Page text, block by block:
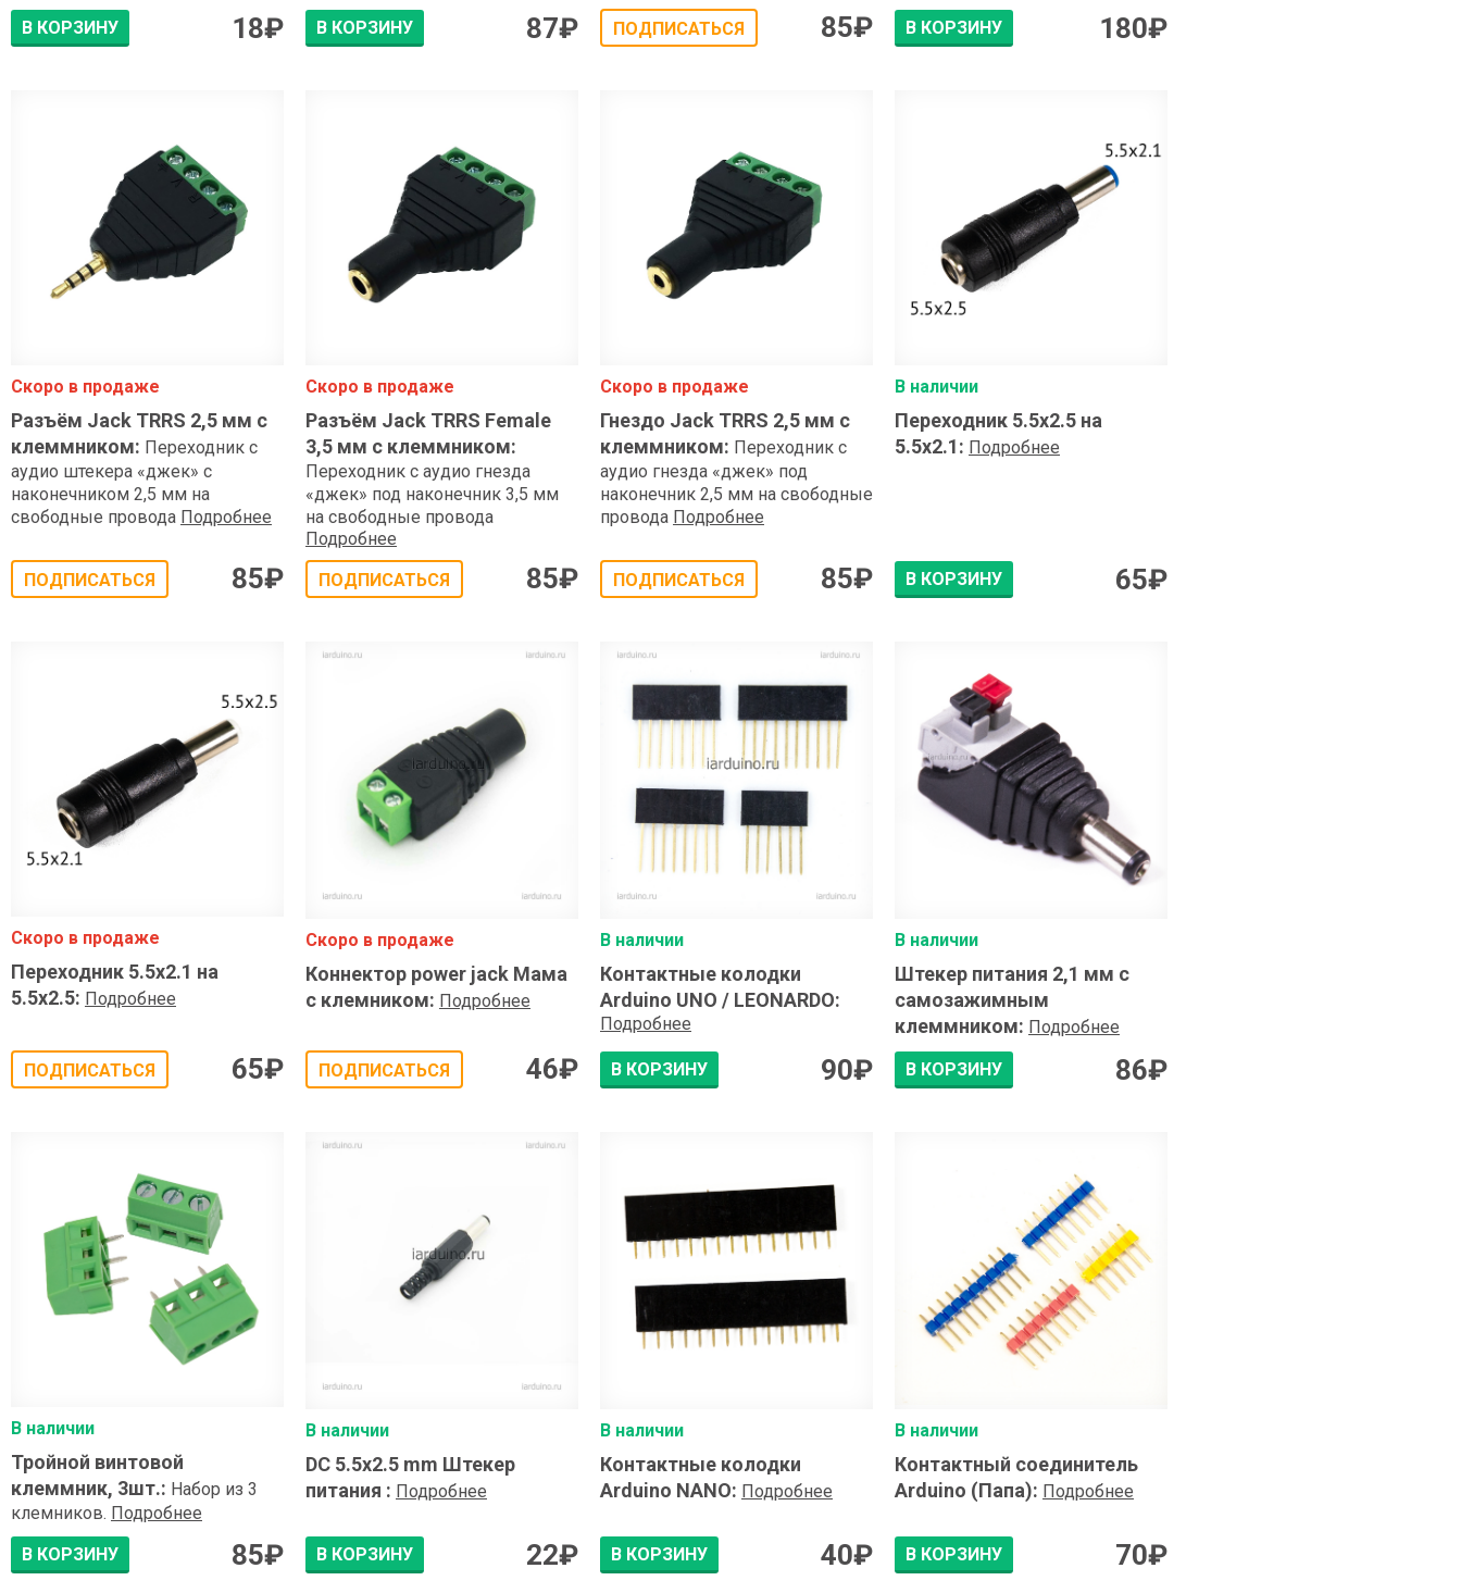
В КОРЗИНУ 18₽ В КОРЗИНУ 87₽ ПОДПИСАТЬСЯ 85₽
В КОРЗИНУ
180₽
Скоро в продаже
Разъём Jack TRRS 2,5 мм с
клеммником: Переходник с
аудио штекера «джек» с
наконечником 2,5 мм на
свободные провода Подробнее
ПОДПИСАТЬСЯ 85₽
Скоро в продаже
Разъём Jack TRRS Female
3,5 мм с клеммником:
Переходник с аудио гнезда
«джек» под наконечник 3,5 мм
на свободные провода
Подробнее
ПОДПИСАТЬСЯ
85₽
Скоро в продаже
Гнездо Jack TRRS 2,5 мм с
клеммником: Переходник с
аудио гнезда «джек» под
наконечник 2,5 мм на свободные
провода Подробнее
ПОДПИСАТЬСЯ 85₽
В наличии
Переходник 5.5x2.5 на
5.5x2.1: Подробнее
В КОРЗИНУ 65₽
Скоро в продаже
Переходник 5.5x2.1 на
5.5x2.5: Подробнее
ПОДПИСАТЬСЯ 65₽
Скоро в продаже
Коннектор power jack Мама
с клемником: Подробнее
ПОДПИСАТЬСЯ 46₽
В наличии
Контактные колодки
Arduino UNO / LEONARDO:
Подробнее
В КОРЗИНУ 90₽
В наличии
Штекер питания 2,1 мм с
самозажимным
клеммником: Подробнее
В КОРЗИНУ 86₽
В наличии
Тройной винтовой
клеммник, 3шт.: Набор из 3
клемников. Подробнее
В КОРЗИНУ
85₽
В наличии
DC 5.5x2.5 mm Штекер
питания : Подробнее
В КОРЗИНУ 22₽
В наличии
Контактные колодки
Arduino NANO: Подробнее
В КОРЗИНУ 40₽
В наличии
Контактный соединитель
Arduino (Папа): Подробнее
В КОРЗИНУ 70₽